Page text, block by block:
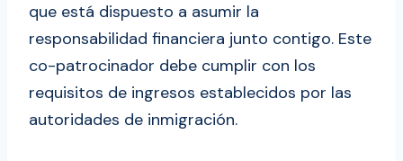
que está dispuesto a asumir la
responsabilidad financiera junto contigo. Este
co-patrocinador debe cumplir con los
requisitos de ingresos establecidos por las
autoridades de inmigración.